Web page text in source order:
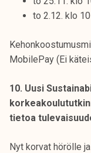
to 2.12. klo
MobilePay (Ei
10. Uusi
tietoa
Nyt korvat hörölle